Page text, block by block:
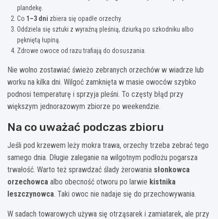
plandekę.
Co 1–3 dni zbiera się opadłe orzechy.
Oddziela się sztuki z wyraźną pleśnią, dziurką po szkodniku albo
pękniętą łupiną.
Zdrowe owoce od razu trafiają do dosuszania.
Nie wolno zostawiać świeżo zebranych orzechów w wiadrze lub
worku na kilka dni. Wilgoć zamknięta w masie owoców szybko
podnosi temperaturę i sprzyja pleśni. To częsty błąd przy
większym jednorazowym zbiorze po weekendzie.
Na co uważać podczas zbioru
Jeśli pod krzewem leży mokra trawa, orzechy trzeba zebrać tego
samego dnia. Długie zaleganie na wilgotnym podłożu pogarsza
trwałość. Warto też sprawdzać ślady żerowania słonkowca
orzechowca albo obecność otworu po larwie kistnika
leszczynowca. Taki owoc nie nadaje się do przechowywania.
W sadach towarowych używa się otrząsarek i zamiatarek, ale przy